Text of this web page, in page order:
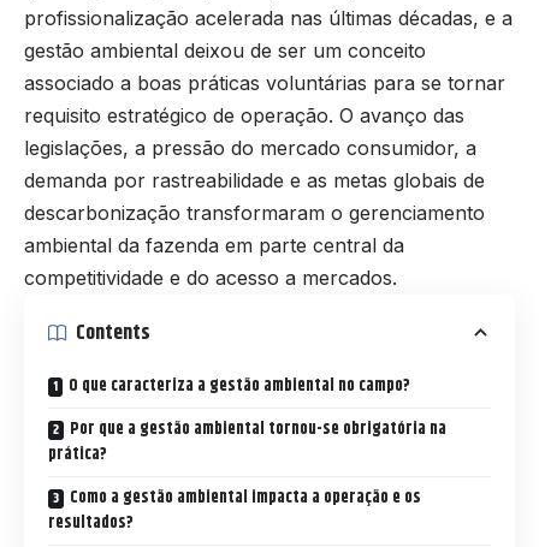
profissionalização acelerada nas últimas décadas, e a
gestão ambiental deixou de ser um conceito
associado a boas práticas voluntárias para se tornar
requisito estratégico de operação. O avanço das
legislações, a pressão do mercado consumidor, a
demanda por rastreabilidade e as metas globais de
descarbonização transformaram o gerenciamento
ambiental da fazenda em parte central da
competitividade e do acesso a mercados.
Contents
O que caracteriza a gestão ambiental no campo?
Por que a gestão ambiental tornou-se obrigatória na
prática?
Como a gestão ambiental impacta a operação e os
resultados?